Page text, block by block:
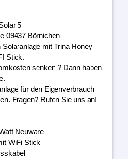
5
09437 Börnichen
Solaranlage mit Trina Honey
Stick.
senken ? Dann haben
für den Eigenverbrauch
Fragen? Rufen Sie uns an!
Neuware
WiFi Stick